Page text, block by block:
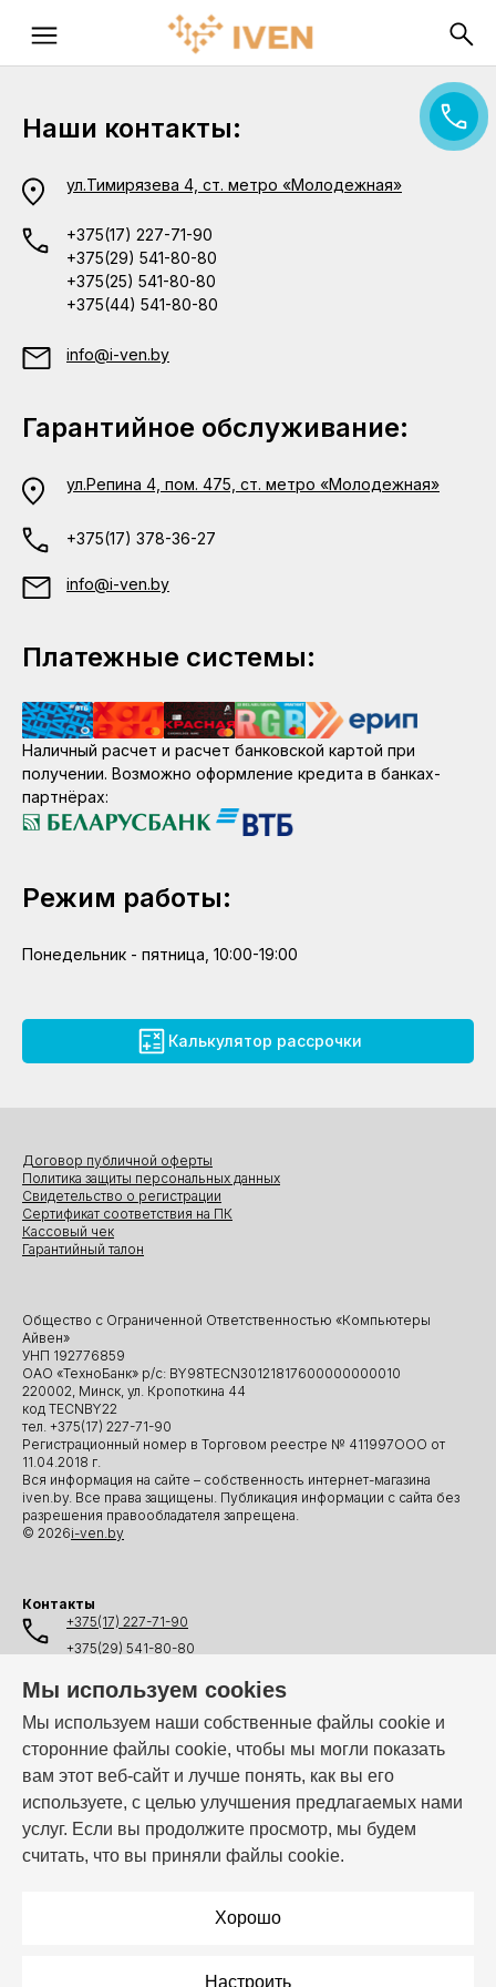
Мы используем cookies
Мы используем наши собственные файлы cookie и
сторонние файлы cookie, чтобы мы могли показать
вам этот веб-сайт и лучше понять, как вы его
используете, с целью улучшения предлагаемых нами
услуг. Если вы продолжите просмотр, мы будем
считать, что вы приняли файлы cookie.
Хорошо
Настроить
Наши контакты:
ул.Тимирязева 4, ст. метро «Молодежная»
+375(17) 227-71-90
+375(29) 541-80-80
+375(25) 541-80-80
+375(44) 541-80-80
info@i-ven.by
Гарантийное обслуживание:
ул.Репина 4, пом. 475, ст. метро «Молодежная»
+375(17) 378-36-27
info@i-ven.by
Платежные системы:
Наличный расчет и расчет банковской картой при
получении. Возможно оформление кредита в банках-
партнёрах:
Режим работы:
Понедельник - пятница, 10:00-19:00
Калькулятор рассрочки
Общество с Ограниченной Ответственностью «Компьютеры
Айвен»
УНП 192776859
ОАО «ТехноБанк» р/с: BY98TECN30121817600000000010
220002, Минск, ул. Кропоткина 44
код TECNBY22
тел. +375(17) 227-71-90
Регистрационный номер в Торговом реестре № 411997ООО от
11.04.2018 г.
Вся информация на сайте – собственность интернет-магазина
iven.by. Все права защищены. Публикация информации с сайта без
разрешения правообладателя запрещена.
© 2026i-ven.by
Договор публичной оферты
Политика защиты персональных данных
Свидетельство о регистрации
Сертификат соответствия на ПК
Кассовый чек
Гарантийный талон
Контакты
+375(17) 227-71-90
+375(29) 541-80-80
+375(44) 541-80-80
info@i-ven.by
Мы в мессенджерах:
Режим работы: Пн–Пт: 10:00 – 19:00